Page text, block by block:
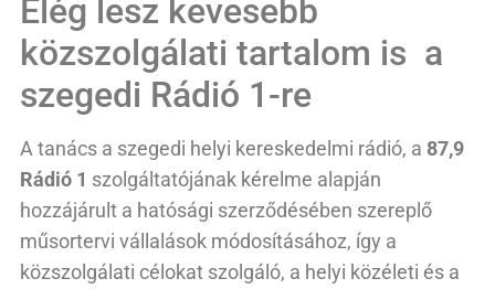
Elég lesz kevesebb
közszolgálati tartalom is a
szegedi Rádió 1-re
A tanács a szegedi helyi kereskedelmi rádió, a 87,9
Rádió 1 szolgáltatójának kérelme alapján
hozzájárult a hatósági szerződésében szereplő
műsortervi vállalások módosításához, így a
közszolgálati célokat szolgáló, a helyi közéleti és a